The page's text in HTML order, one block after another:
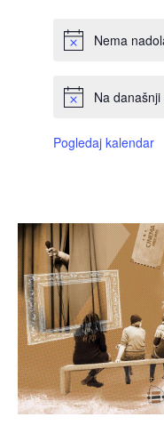
Nema
Na
Pogledaj kalendar